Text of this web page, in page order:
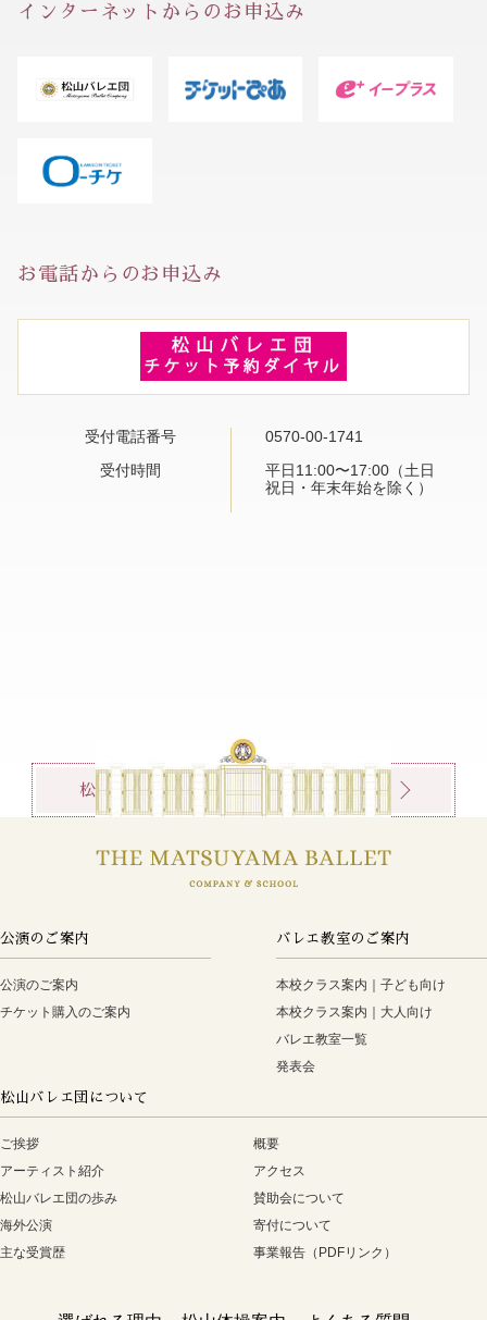
インターネットからのお申込み
お電話からのお申込み
受付電話番号
0570-00-1741
受付時間
平日11:00〜17:00（土日
祝日・年末年始を除く）
松山バレエ団でのチケット購入の流れ
公演のご案内
公演のご案内
チケット購入のご案内
バレエ教室のご案内
本校クラス案内｜子ども向け
本校クラス案内｜大人向け
バレエ教室一覧
発表会
松山バレエ団について
ご挨拶
アーティスト紹介
松山バレエ団の歩み
海外公演
主な受賞歴
概要
アクセス
賛助会について
寄付について
事業報告（PDFリンク）